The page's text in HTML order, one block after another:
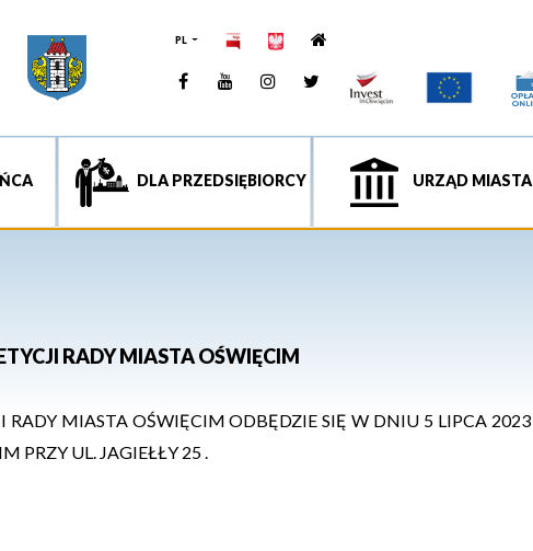
PL
FacebookYouTUbeInstagramTwitter
DLA PRZEDSIĘBIORCY URZĄD MIASTA
RADY MIASTA OŚWIĘCIM
RADY MIASTA OŚWIĘCIM ODBĘDZIE SIĘ W DNIU 5 LIPCA 2023
PRZY UL. JAGIEŁŁY 25.